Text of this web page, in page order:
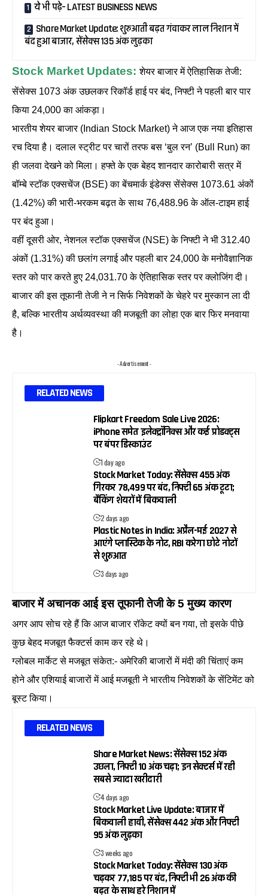
ये भी पढ़े– LATEST BUSINESS NEWS
Share Market Update: शुरुआती बढ़त गंवाकर लाल निशान में
बंद हुआ बाजार, सेंसेक्स 135 अंक लुढ़का
Stock Market Updates: शेयर बाजार में ऐतिहासिक तेजी:
सेंसेक्स 1073 अंक उछलकर रिकॉर्ड हाई पर बंद, निफ्टी ने पहली बार पार
किया 24,000 का आंकड़ा।
भारतीय शेयर बाजार (Indian Stock Market) ने आज एक नया इतिहास
रच दिया है। दलाल स्ट्रीट पर चारों तरफ बस ‘बुल रन’ (Bull Run) का
ही जलवा देखने को मिला। हफ्ते के एक बेहद शानदार कारोबारी सत्र में
बॉम्बे स्टॉक एक्सचेंज (BSE) का बेंचमार्क इंडेक्स सेंसेक्स 1073.61 अंकों
(1.42%) की भारी-भरकम बढ़त के साथ 76,488.96 के ऑल-टाइम हाई
पर बंद हुआ।
वहीं दूसरी ओर, नेशनल स्टॉक एक्सचेंज (NSE) के निफ्टी ने भी 312.40
अंकों (1.31%) की छलांग लगाई और पहली बार 24,000 के मनोवैज्ञानिक
स्तर को पार करते हुए 24,031.70 के ऐतिहासिक स्तर पर क्लोजिंग दी।
बाजार की इस तूफानी तेजी ने न सिर्फ निवेशकों के चेहरे पर मुस्कान ला दी
है, बल्कि भारतीय अर्थव्यवस्था की मजबूती का लोहा एक बार फिर मनवाया
है।
- Advertisement -
RELATED NEWS
Flipkart Freedom Sale Live 2026:
iPhone समेत इलेक्ट्रॉनिक्स और कई प्रोडक्ट्स
पर बंपर डिस्काउंट
1 day ago
Stock Market Today: सेंसेक्स 455 अंक
गिरकर 78,499 पर बंद, निफ्टी 65 अंक टूटा;
बैंकिंग शेयरों में बिकवाली
2 days ago
Plastic Notes in India: अप्रैल-मई 2027 से
आएंगे प्लास्टिक के नोट, RBI करेगा छोटे नोटों
से शुरुआत
3 days ago
बाजार में अचानक आई इस तूफानी तेजी के 5 मुख्य कारण
अगर आप सोच रहे हैं कि आज बाजार रॉकेट क्यों बन गया, तो इसके पीछे
कुछ बेहद मजबूत फैक्टर्स काम कर रहे थे।
ग्लोबल मार्केट से मजबूत संकेत:- अमेरिकी बाजारों में मंदी की चिंताएं कम
होने और एशियाई बाजारों में आई मजबूती ने भारतीय निवेशकों के सेंटिमेंट को
बूस्ट किया।
RELATED NEWS
Share Market News: सेंसेक्स 152 अंक
उछला, निफ्टी 10 अंक चढ़ा; इन सेक्टर्स में रही
सबसे ज्यादा खरीदारी
4 days ago
Stock Market Live Update: बाजार में
बिकवाली हावी, सेंसेक्स 442 अंक और निफ्टी
95 अंक लुढ़का
3 weeks ago
Stock Market Today: सेंसेक्स 130 अंक
चढ़कर 77,185 पर बंद, निफ्टी भी 26 अंक की
बढ़त के साथ हरे निशान में